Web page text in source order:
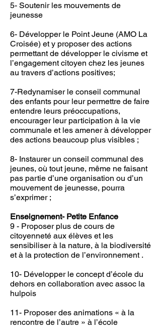
5- Soutenir les mouvements de
jeunesse
6- Développer le Point Jeune (AMO La
Croisée) et y proposer des actions
permettant de développer le civisme et
l’engagement citoyen chez les jeunes
au travers d’actions positives;
7-Redynamiser le conseil communal
des enfants pour leur permettre de faire
entendre leurs préoccupations,
encourager leur participation à la vie
communale et les amener à développer
des actions beaucoup plus visibles ;
8- Instaurer un conseil communal des
jeunes, où tout jeune, même ne faisant
pas partie d’une organisation ou d’un
mouvement de jeunesse, pourra
s’exprimer ;
Enseignement- Petite Enfance
9 - Proposer plus de cours de
citoyenneté aux élèves et les
sensibiliser à la nature, à la biodiversité
et à la protection de l’environnement .
10- Développer le concept d’école du
dehors en collaboration avec assoc la
hulpois
11- Proposer des animations « à la
rencontre de l’autre » à l’école